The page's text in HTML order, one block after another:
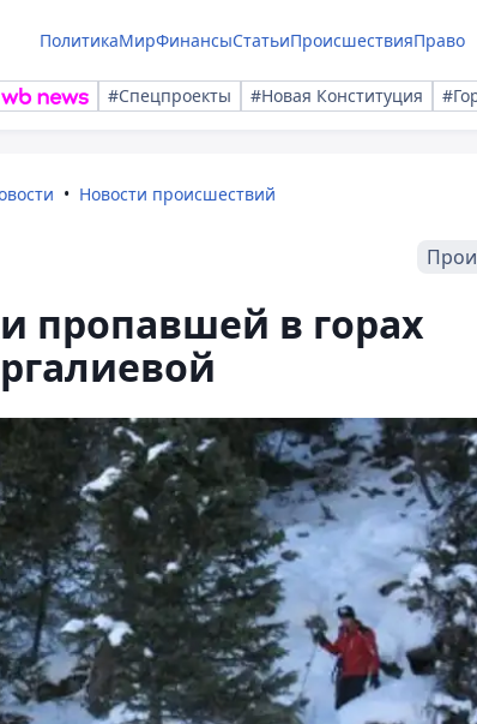
ПолитикаМирФинансыСтатьиПроисшествияПраво
#Спецпроекты #Новая Конституция
Новости происшествий
пропавшей в горах